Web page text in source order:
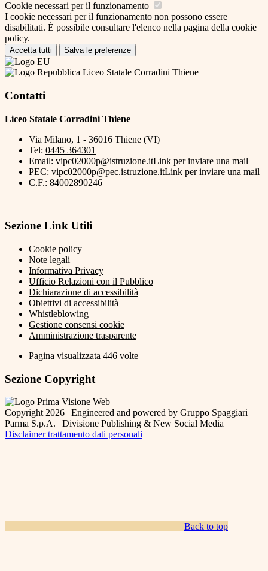
Cookie necessari per il funzionamento
I cookie necessari per il funzionamento non possono essere
disabilitati. È possibile consultare l'elenco nella pagina della cookie
policy.
Accetta tutti Salva le preferenze
Liceo Statale Corradini Thiene
Contatti
Liceo Statale Corradini Thiene
Via Milano, 1 - 36016 Thiene (VI)
Tel: 0445 364301
Email: vipc02000p@istruzione.itLink per inviare una mail
PEC: vipc02000p@pec.istruzione.itLink per inviare una mail
C.F.: 84002890246
Sezione Link Utili
Cookie policy
Note legali
Informativa Privacy
Ufficio Relazioni con il Pubblico
Dichiarazione di accessibilità
Obiettivi di accessibilità
Whistleblowing
Gestione consensi cookie
Amministrazione trasparente
Pagina visualizzata 446 volte
Sezione Copyright
Copyright 2026 | Engineered and powered by Gruppo Spaggiari
Parma S.p.A. | Divisione Publishing & New Social Media
Disclaimer trattamento dati personali
Back to top